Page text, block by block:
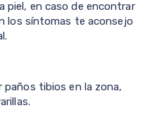
piel, en caso de encontrar
los síntomas te aconsejo
paños tibios en la zona,